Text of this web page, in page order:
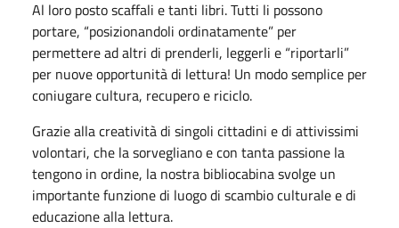
Al loro posto scaffali e tanti libri. Tutti li possono
portare, “posizionandoli ordinatamente” per
permettere ad altri di prenderli, leggerli e “riportarli”
per nuove opportunità di lettura! Un modo semplice per
coniugare cultura, recupero e riciclo.
Grazie alla creatività di singoli cittadini e di attivissimi
volontari, che la sorvegliano e con tanta passione la
tengono in ordine, la nostra bibliocabina svolge un
importante funzione di luogo di scambio culturale e di
educazione alla lettura.